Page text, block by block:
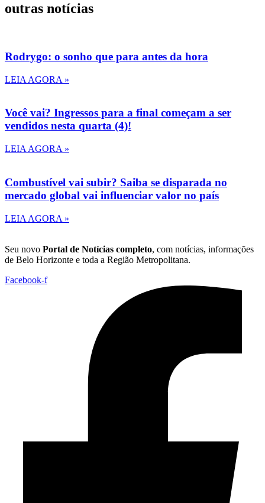
outras notícias
Rodrygo: o sonho que para antes da hora
LEIA AGORA »
Você vai? Ingressos para a final começam a ser
vendidos nesta quarta (4)!
LEIA AGORA »
Combustível vai subir? Saiba se disparada no
mercado global vai influenciar valor no país
LEIA AGORA »
Seu novo Portal de Notícias completo, com notícias, informações
de Belo Horizonte e toda a Região Metropolitana.
Facebook-f